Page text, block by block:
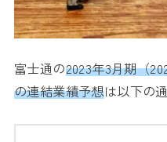
富士通の2023年3月期（
の連結業績予想は以下の